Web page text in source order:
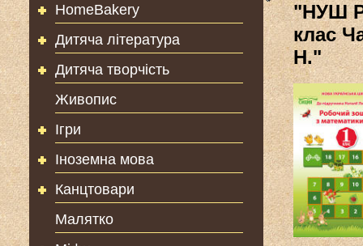
HomeBakery
Дитяча література
Дитяча творчість
Живопис
Ігри
Іноземна мова
Канцтовари
Малятко
"НУШ
клас
Н."